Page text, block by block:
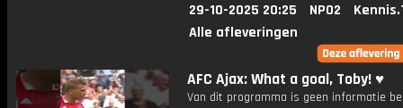
29-10-2025 20:25 NPO2
Alle afleveringen
AFC Ajax: What a goal, Toby! ♥️
Van dit programma is geen informatie